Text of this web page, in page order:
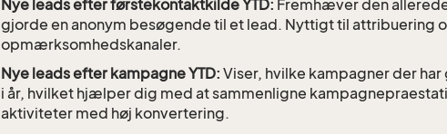
Nye leads efter førstekontaktkilde YTD: Fremhæver den
gjorde en anonym besøgende til et lead. Nyttigt til attribuering
opmærksomhedskanaler.
Nye leads efter kampagne YTD: Viser, hvilke kampagner der
i år, hvilket hjælper dig med at sammenligne
aktiviteter med høj konvertering.